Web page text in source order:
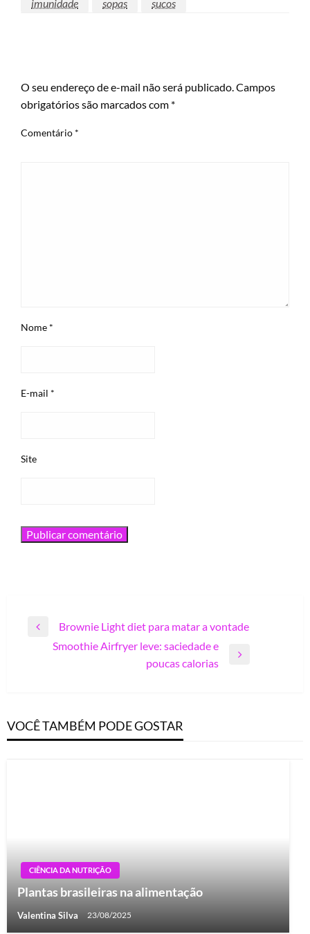
imunidade
sopas sucos
O seu endereço de e-mail não será publicado. Campos
obrigatórios são marcados com *
Comentário *
Nome *
E-mail *
Site
Navegação
Previous
Brownie Light diet para matar a vontade
Smoothie Airfryer leve: saciedade e
poucas calorias
VOCÊ TAMBÉM PODE GOSTAR
CIÊNCIA DA NUTRIÇÃO
Plantas brasileiras na alimentação
Valentina Silva 23/08/2025